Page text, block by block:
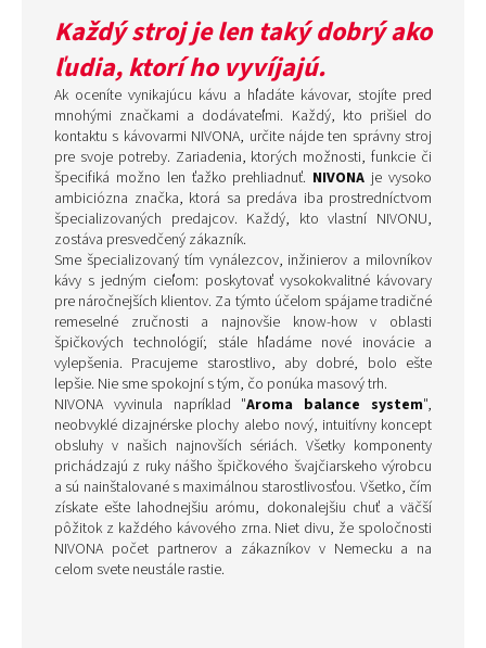
Každý stroj je len taký dobrý ako
ľudia, ktorí ho vyvíjajú.
Ak oceníte vynikajúcu kávu a hľadáte kávovar, stojíte pred
mnohými značkami a dodávateľmi. Každý, kto prišiel do
kontaktu s kávovarmi NIVONA, určite nájde ten správny stroj
pre svoje potreby. Zariadenia, ktorých možnosti, funkcie či
špecifiká možno len ťažko prehliadnuť. NIVONA je vysoko
ambiciózna značka, ktorá sa predáva iba prostredníctvom
špecializovaných predajcov. Každý, kto vlastní NIVONU,
zostáva presvedčený zákazník.
Sme špecializovaný tím vynálezcov, inžinierov a milovníkov
kávy s jedným cieľom: poskytovať vysokokvalitné kávovary
pre náročnejších klientov. Za týmto účelom spájame tradičné
remeselné zručnosti a najnovšie know-how v oblasti
špičkových technológií; stále hľadáme nové inovácie a
vylepšenia. Pracujeme starostlivo, aby dobré, bolo ešte
lepšie. Nie sme spokojní s tým, čo ponúka masový trh.
NIVONA vyvinula napríklad "Aroma balance system",
neobvyklé dizajnérske plochy alebo nový, intuitívny koncept
obsluhy v našich najnovších sériách. Všetky komponenty
prichádzajú z ruky nášho špičkového švajčiarskeho výrobcu
a sú nainštalované s maximálnou starostlivosťou. Všetko, čím
získate ešte lahodnejšiu arómu, dokonalejšiu chuť a väčší
pôžitok z každého kávového zrna. Niet divu, že spoločnosti
NIVONA počet partnerov a zákazníkov v Nemecku a na
celom svete neustále rastie.